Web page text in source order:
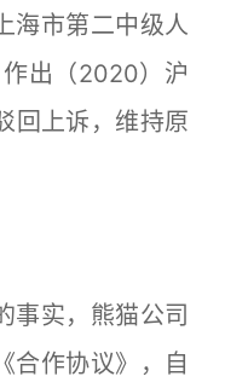
海市第二中级人
出（2020）沪
回上诉，维持原
实，熊猫公司
合作协议》，自